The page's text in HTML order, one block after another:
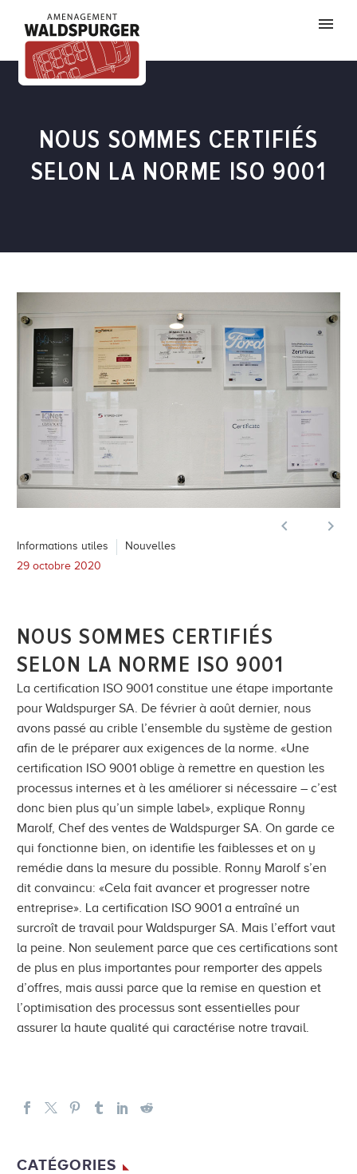
NOUS SOMMES CERTIFIÉS
SELON LA NORME ISO 9001
 
Informations utiles
Nouvelles
29 octobre 2020
NOUS SOMMES CERTIFIÉS
SELON LA NORME ISO 9001
La certification ISO 9001 constitue une étape importante
pour Waldspurger SA. De février à août dernier, nous
avons passé au crible l’ensemble du système de gestion
afin de le préparer aux exigences de la norme. «Une
certification ISO 9001 oblige à remettre en question les
processus internes et à les améliorer si nécessaire – c’est
donc bien plus qu’un simple label», explique Ronny
Marolf, Chef des ventes de Waldspurger SA. On garde ce
qui fonctionne bien, on identifie les faiblesses et on y
remédie dans la mesure du possible. Ronny Marolf s’en
dit convaincu: «Cela fait avancer et progresser notre
entreprise». La certification ISO 9001 a entraîné un
surcroît de travail pour Waldspurger SA. Mais l’effort vaut
la peine. Non seulement parce que ces certifications sont
de plus en plus importantes pour remporter des appels
d’offres, mais aussi parce que la remise en question et
l’optimisation des processus sont essentielles pour
assurer la haute qualité qui caractérise notre travail.
CATÉGORIES